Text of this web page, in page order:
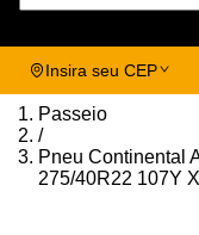
Insira seu CEP
Passeio
/
Pneu Continental
275/40R22 107Y